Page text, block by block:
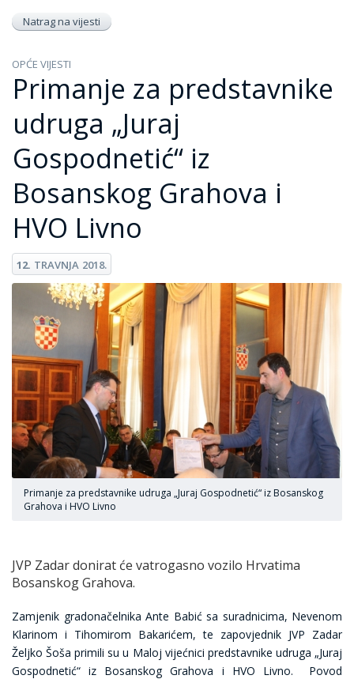
Natrag na vijesti
OPĆE VIJESTI
Primanje za predstavnike
udruga „Juraj
Gospodnetić“ iz
Bosanskog Grahova i
HVO Livno
12. TRAVNJA 2018.
Primanje za predstavnike udruga „Juraj Gospodnetić“ iz Bosanskog
Grahova i HVO Livno
JVP Zadar donirat će vatrogasno vozilo Hrvatima
Bosanskog Grahova.
Zamjenik gradonačelnika Ante Babić sa suradnicima, Nevenom
Klarinom i Tihomirom Bakarićem, te zapovjednik JVP Zadar
Željko Šoša primili su u Maloj vijećnici predstavnike udruga „Juraj
Gospodnetić“ iz Bosanskog Grahova i HVO Livno. Povod